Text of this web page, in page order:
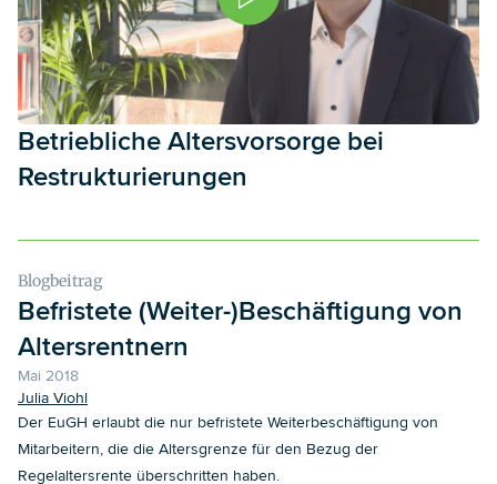
Betriebliche Altersvorsorge bei
Restrukturierungen
Blogbeitrag
Befristete (Weiter-)Beschäftigung von
Altersrentnern
Mai 2018
Julia Viohl
Der EuGH erlaubt die nur befristete Weiterbeschäftigung von
Mitarbeitern, die die Altersgrenze für den Bezug der
Regelaltersrente überschritten haben.